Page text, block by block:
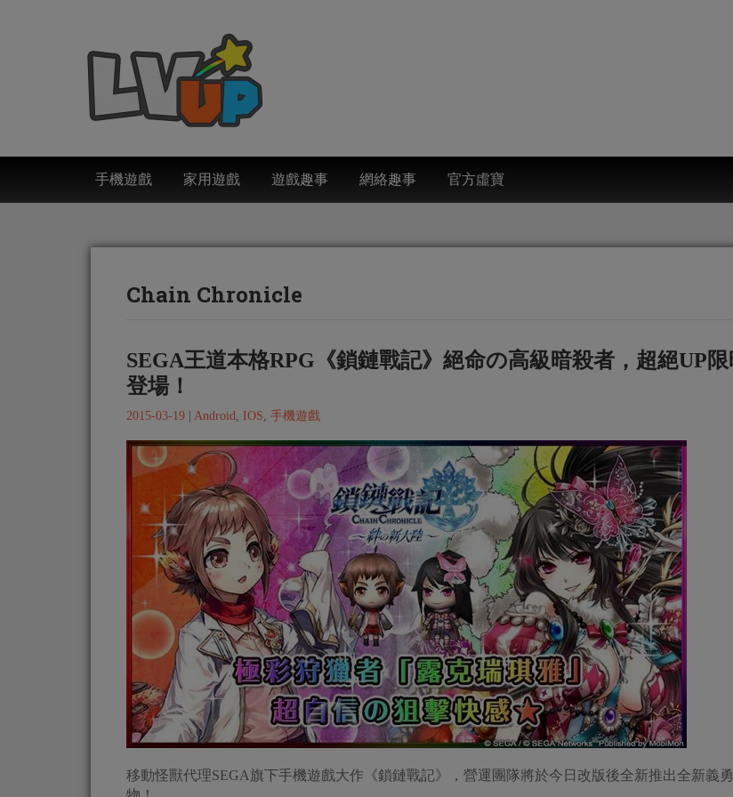
手機遊戲 家用遊戲 遊戲趣事 網絡趣事 官方虛寶
Chain Chronicle
SEGA王道本格RPG《鎖鏈戰記》絕命の高級暗殺者，超絕UP限
登場！
2015-03-19 Android, IOS, 手機遊戲
移動怪獸代理SEGA旗下手機遊戲大作《鎖鏈戰記》，營運團隊將於今日改版後全新推出全新義